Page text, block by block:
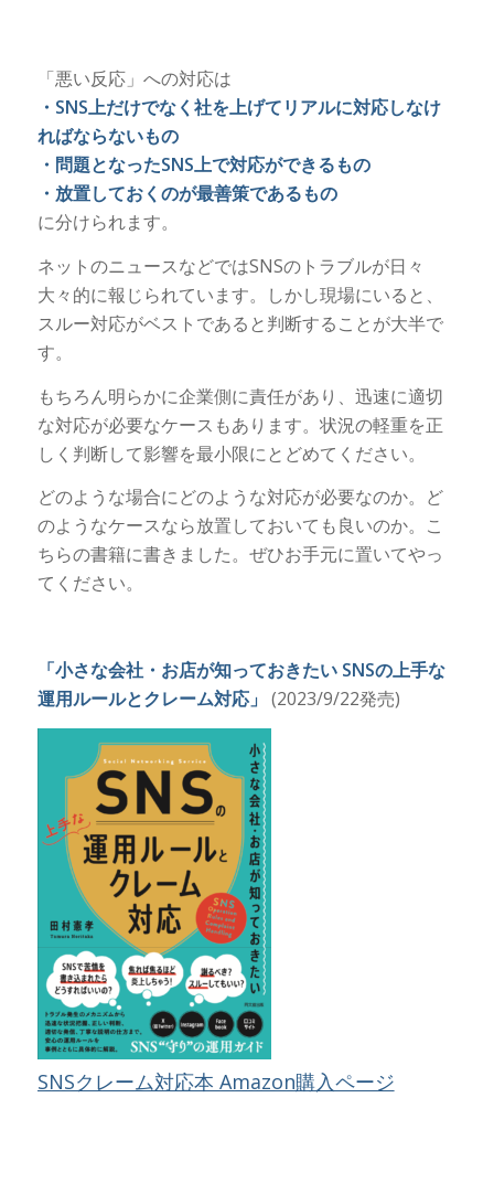
「悪い反応」への対応は
・SNS上だけでなく社を上げてリアルに対応しなけ
ればならないもの
・問題となったSNS上で対応ができるもの
・放置しておくのが最善策であるもの
に分けられます。
ネットのニュースなどではSNSのトラブルが日々
大々的に報じられています。しかし現場にいると、
スルー対応がベストであると判断することが大半で
す。
もちろん明らかに企業側に責任があり、迅速に適切
な対応が必要なケースもあります。状況の軽重を正
しく判断して影響を最小限にとどめてください。
どのような場合にどのような対応が必要なのか。ど
のようなケースなら放置しておいても良いのか。こ
ちらの書籍に書きました。ぜひお手元に置いてやっ
てください。
「小さな会社・お店が知っておきたい SNSの上手な
運用ルールとクレーム対応」 (2023/9/22発売)
SNSクレーム対応本 Amazon購入ページ